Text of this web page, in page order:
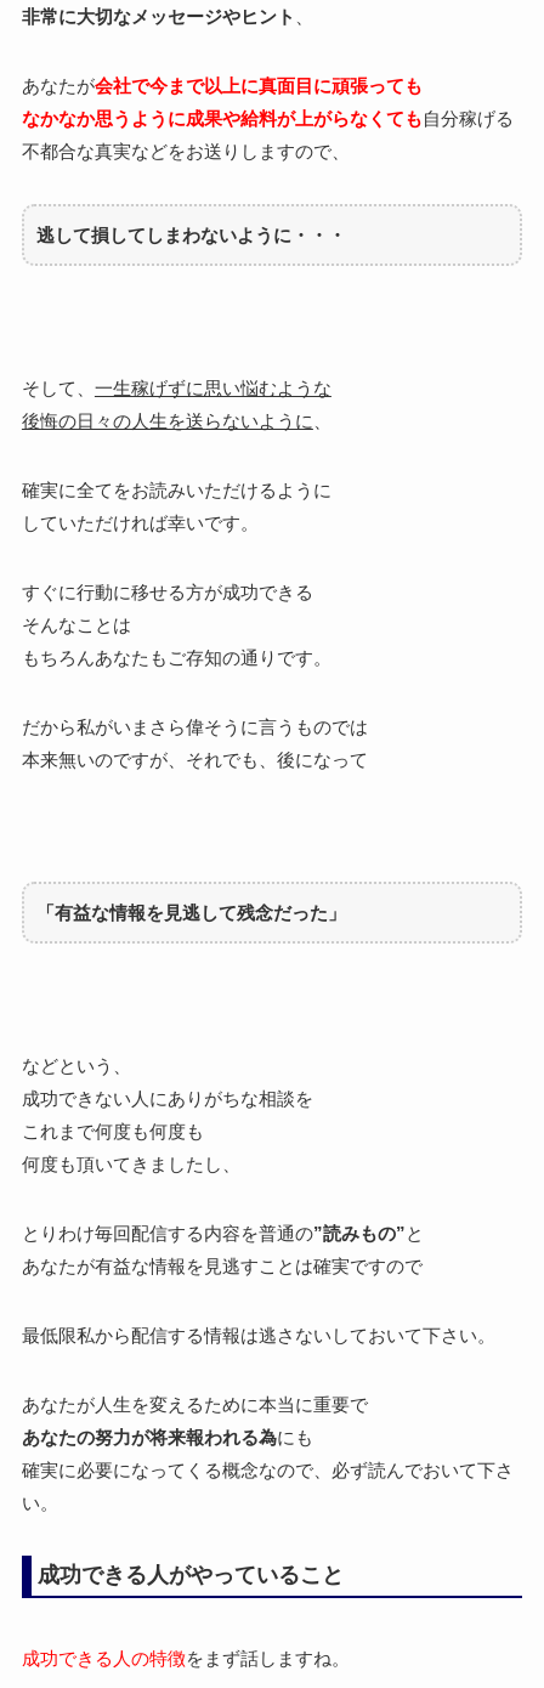
非常に大切なメッセージやヒント
あなたが会社で今まで以上に真面目に頑張っても
なかなか思うように成果や給料が上がらなくても自分稼げる
不都合な真実などをお送りしますので、
逃して損してしまわないように・・・
そして、 一生稼げずに思い悩むような
後悔の日々の人生を送らないように
確実に全てをお読みいただけるように
していただければ幸いです。
すぐに行動に移せる方が成功できる
そんなことは
もちろんあなたもご存知の通りです。
だから私がいまさら偉そうに言うものでは
本来無いのですが、それでも、後になって
「有益な情報を見逃して残念だった」
などという、
成功できない人にありがちな相談を
これまで何度も何度も
何度も頂いてきましたし、
とりわけ毎回配信する内容を普通の”読みもの”と
あなたが有益な情報を見逃すことは確実ですので
最低限私から配信する情報は逃さないしておいて下さい。
あなたが人生を変えるために本当に重要で
あなたの努力が将来報われる為にも
確実に必要になってくる概念なので、必ず読んでおいて下さ
い。
成功できる人がやっていること
成功できる人の特徴をまず話しますね。